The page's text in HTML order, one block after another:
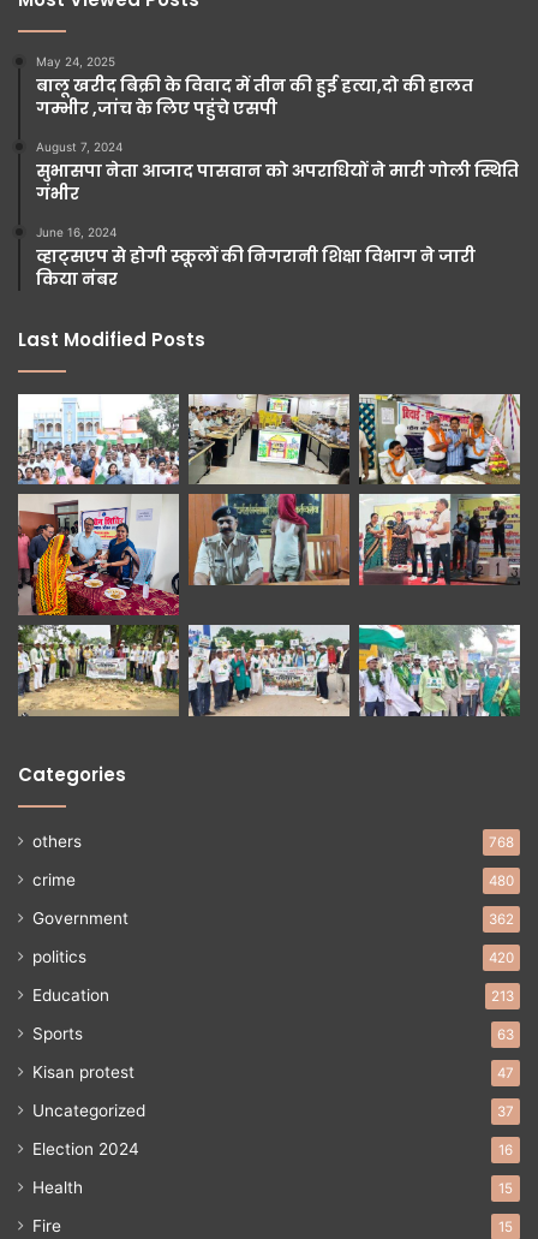
May 24, 2025
बालू खरीद बिक्री के विवाद में तीन की हुई हत्या,दो की हालत
गम्भीर ,जांच के लिए पहुंचे एसपी
August 7, 2024
सुभासपा नेता आजाद पासवान को अपराधियों ने मारी गोली स्थिति
गंभीर
June 16, 2024
व्हाट्सएप से होगी स्कूलों की निगरानी शिक्षा विभाग ने जारी
किया नंबर
Last Modified Posts
Categories
others 768
crime 480
Government 362
politics 420
Education 213
Sports 63
Kisan protest 47
Uncategorized 37
Election 2024 16
Health 15
Fire 15